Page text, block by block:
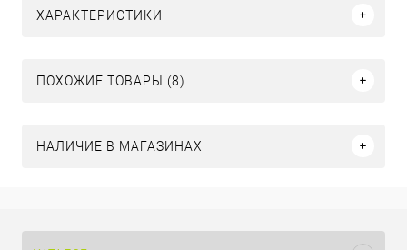
ХАРАКТЕРИСТИКИ
ПОХОЖИЕ ТОВАРЫ (8)
НАЛИЧИЕ В МАГАЗИНАХ